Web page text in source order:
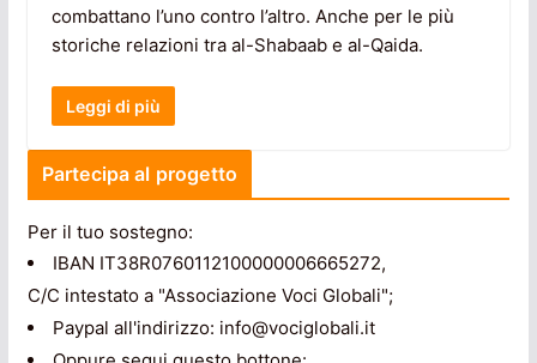
combattano l’uno contro l’altro. Anche per le più
storiche relazioni tra al-Shabaab e al-Qaida.
Leggi di più
Partecipa al progetto
Per il tuo sostegno:
IBAN IT38R0760112100000006665272,
C/C intestato a "Associazione Voci Globali";
Paypal all'indirizzo: info@vociglobali.it